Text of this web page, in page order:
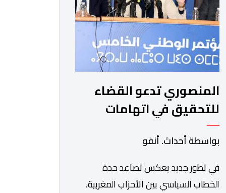
المنصوري تدعو القضاء
للتحقيق في اتهامات
بنكيران لـ" البام " بـ " حزب
المخدرات "
بواسطة أحداث. أنفو
في تطور جديد يعكس تصاعد حدة
الخطاب السياسي بين الأحزاب المغربية،